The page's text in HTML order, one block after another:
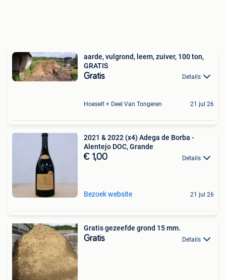
aarde, vulgrond, leem, zuiver, 100 ton,
GRATIS
Gratis Details
Hoeselt + Deel Van Tongeren 21 jul 26
2021 & 2022 (x4) Adega de Borba -
Alentejo DOC, Grande
€ 1,00 Details
Bezoek website 21 jul 26
Gratis gezeefde grond 15 mm.
Gratis Details